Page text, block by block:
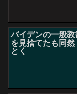
バイデンの一般
を見捨てたも同
とく